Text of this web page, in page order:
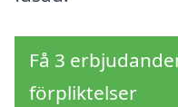
Få 3
förpliktelser